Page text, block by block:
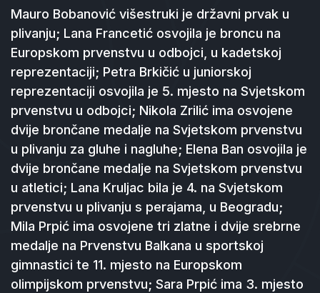
Mauro Bobanović višestruki je državni prvak u
plivanju; Lana Francetić osvojila je broncu na
Europskom prvenstvu u odbojci, u kadetskoj
reprezentaciji; Petra Brkičić u juniorskoj
reprezentaciji osvojila je 5. mjesto na Svjetskom
prvenstvu u odbojci; Nikola Zrilić ima osvojene
dvije brončane medalje na Svjetskom prvenstvu
u plivanju za gluhe i nagluhe; Elena Ban osvojila je
dvije brončane medalje na Svjetskom prvenstvu
u atletici; Lana Kruljac bila je 4. na Svjetskom
prvenstvu u plivanju s perajama, u Beogradu;
Mila Prpić ima osvojene tri zlatne i dvije srebrne
medalje na Prvenstvu Balkana u sportskoj
gimnastici te 11. mjesto na Europskom
olimpijskom prvenstvu; Sara Prpić ima 3. mjesto